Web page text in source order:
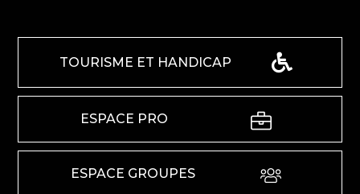
TOURISME ET HANDICAP
ESPACE PRO
ESPACE GROUPES